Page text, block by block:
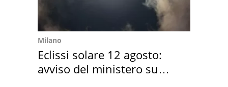
Milano
Eclissi solare 12 agosto:
avviso del ministero su